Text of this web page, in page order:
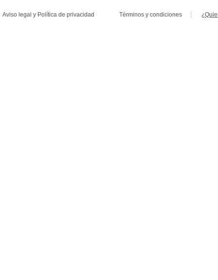
Aviso legal y Política de privacidad Términos y condiciones